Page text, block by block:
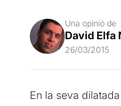
Una opinió de
David Elfa
26/03/2015
En la seva